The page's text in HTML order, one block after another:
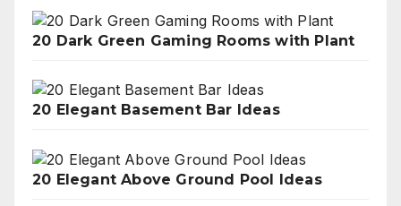
20 Dark Green Gaming Rooms with Plant
20 Elegant Basement Bar Ideas
20 Elegant Above Ground Pool Ideas